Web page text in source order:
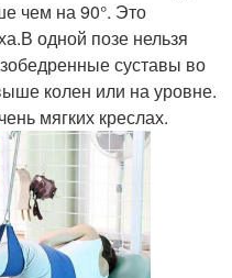
чем на 90°. Это
одной позе нельзя
суставы во
колен или на уровне.
мягких креслах.